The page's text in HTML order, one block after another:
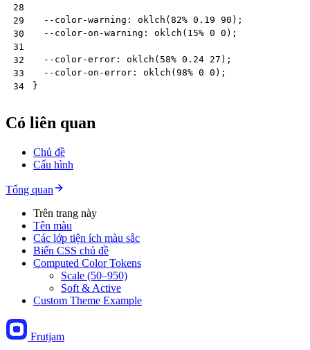
28
29
30
31
32
33
34
--color-warning : oklch ( 82% 0.19 90 );
--color-on-warning : oklch ( 15% 0 0 );
--color-error : oklch ( 58% 0.24 27 );
--color-on-error : oklch ( 98% 0 0 );
}
Có liên quan
Chủ đề
Cấu hình
Tổng quan
Trên trang này
Tên màu
Các lớp tiện ích màu sắc
Biến CSS chủ đề
Computed Color Tokens
Scale (50–950)
Soft & Active
Custom Theme Example
Frutjam